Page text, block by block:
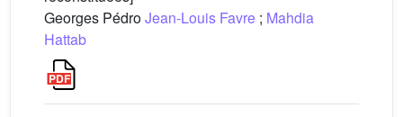
Georges PédroJean-Louis Favre ; Mahdia
Hattab